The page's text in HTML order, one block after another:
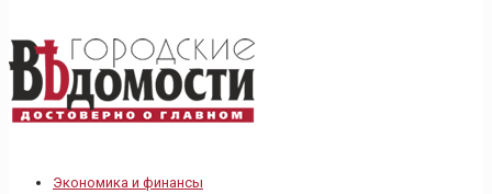
Экономика и финансы